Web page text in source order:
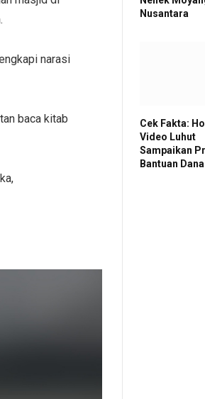
narasi
baca kitab
Nusantara
Cek Fakta:
Video Luhut
Sampaikan
Bantuan